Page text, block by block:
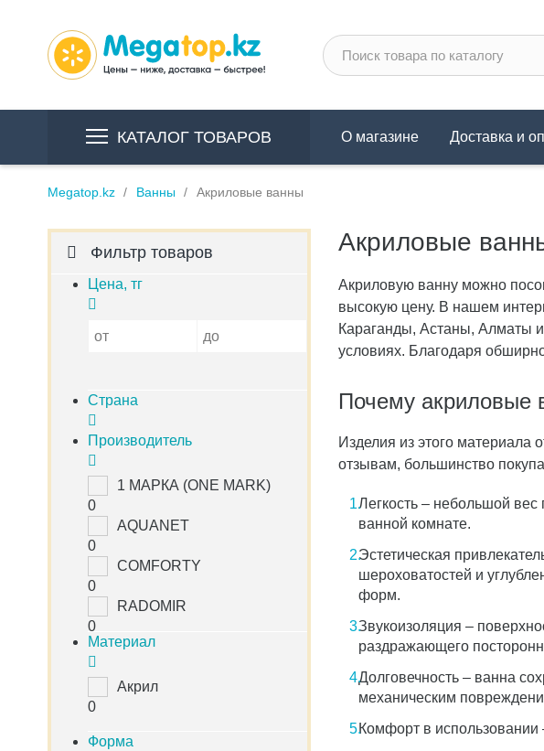
КАТАЛОГ ТОВАРОВ О магазине Доставка и
Megatop.kz Ванны Акриловые ванны
Фильтр товаров
Цена, тг
от до
Страна
Производитель
1 МАРКА (ONE MARK)
0
AQUANET
0
COMFORTY
0
RADOMIR
0
Материал
Акрил
0
Форма
Акриловые
Акриловую ванну можно
высокую цену. В нашем
Караганды, Астаны, Алматы и
условиях. Благодаря
Почему акриловые
Изделия из этого материала
отзывам, большинство
Легкость– небольшой вес
ванной комнате.
Эстетическая
шероховатостей и
форм.
Звукоизоляция –
раздражающего
Долговечность– ванна
механическим
Комфорт в использовании